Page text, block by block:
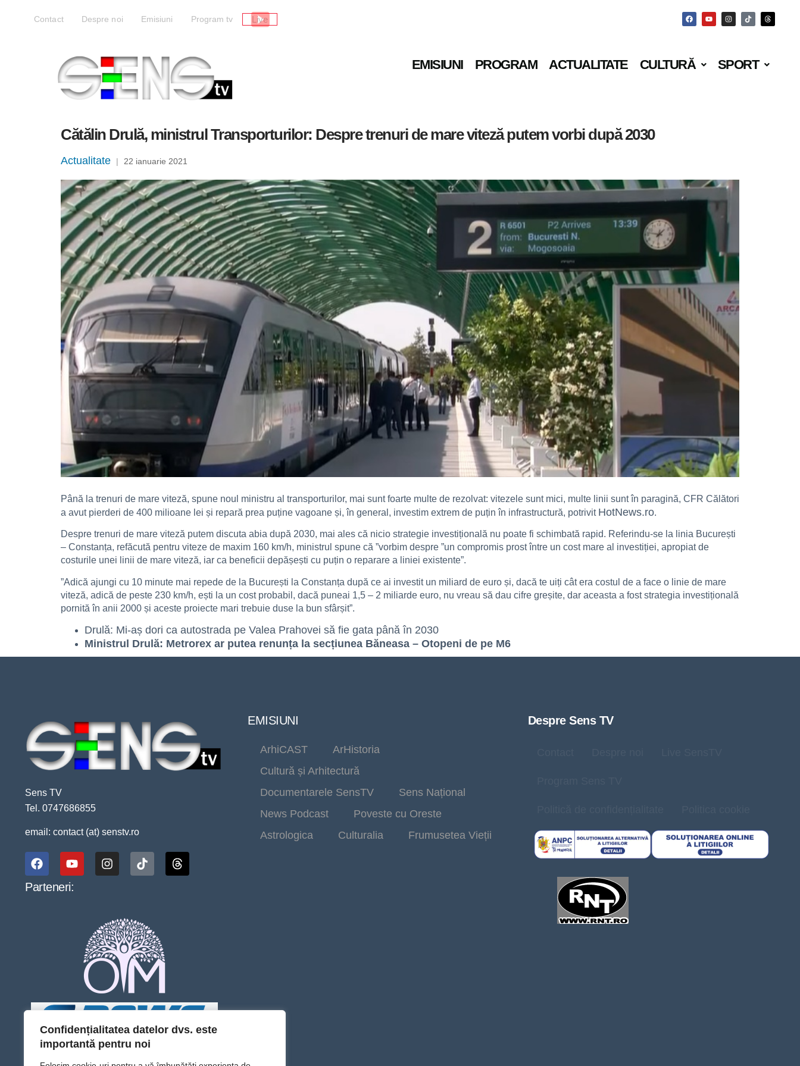
Confidențialitatea datelor dvs. este
importantă pentru noi
Contact Despre noi Emisiuni Program tv Live
EMISIUNI PROGRAM ACTUALITATE CULTURĂ SPORT
Cătălin Drulă, ministrul Transporturilor: Despre trenuri de mare viteză putem vorbi după 2030
Actualitate | 22 ianuarie 2021
Până la trenuri de mare viteză, spune noul ministru al transporturilor, mai sunt foarte multe de rezolvat: vitezele sunt mici, multe linii sunt în paragină, CFR Călători
a avut pierderi de 400 milioane lei și repară prea puține vagoane și, în general, investim extrem de puțin în infrastructură, potrivit HotNews.ro.
Despre trenuri de mare viteză putem discuta abia după 2030, mai ales că nicio strategie investițională nu poate fi schimbată rapid. Referindu-se la linia București
– Constanța, refăcută pentru viteze de maxim 160 km/h, ministrul spune că ”vorbim despre ”un compromis prost între un cost mare al investiției, apropiat de
costurile unei linii de mare viteză, iar ca beneficii depășești cu puțin o reparare a liniei existente”.
”Adică ajungi cu 10 minute mai repede de la București la Constanța după ce ai investit un miliard de euro și, dacă te uiți cât era costul de a face o linie de mare
viteză, adică de peste 230 km/h, ești la un cost probabil, dacă puneai 1,5 – 2 miliarde euro, nu vreau să dau cifre greșite, dar aceasta a fost strategia investițională
pornită în anii 2000 și aceste proiecte mari trebuie duse la bun sfârșit”.
Drulă: Mi-aș dori ca autostrada pe Valea Prahovei să fie gata până în 2030
Ministrul Drulă: Metrorex ar putea renunța la secțiunea Băneasa – Otopeni de pe M6
Sens TV
Tel. 0747686855
email: contact (at) senstv.ro
Parteneri:
EMISIUNI
ArhiCAST
ArHistoria
Cultură și Arhitectură
Documentarele SensTV
Sens Național
News Podcast
Poveste cu Oreste
Astrologica
Culturalia Frumusetea Vieții
Despre Sens TV